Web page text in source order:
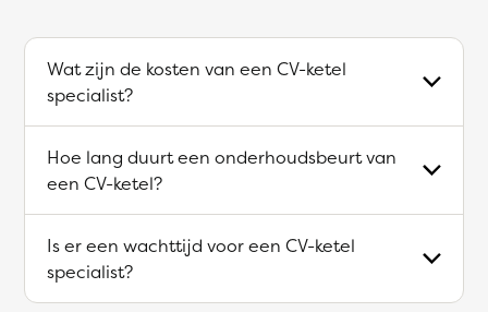
Wat zijn de kosten van een CV-ketel
specialist?
Hoe lang duurt een onderhoudsbeurt van
een CV-ketel?
Is er een wachttijd voor een CV-ketel
specialist?